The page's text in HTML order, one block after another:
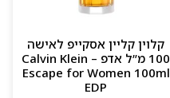
קלוין קליין אסקייפ לאישה
100 מ”ל אדפ – Calvin Klein
Escape for Women 100ml
EDP